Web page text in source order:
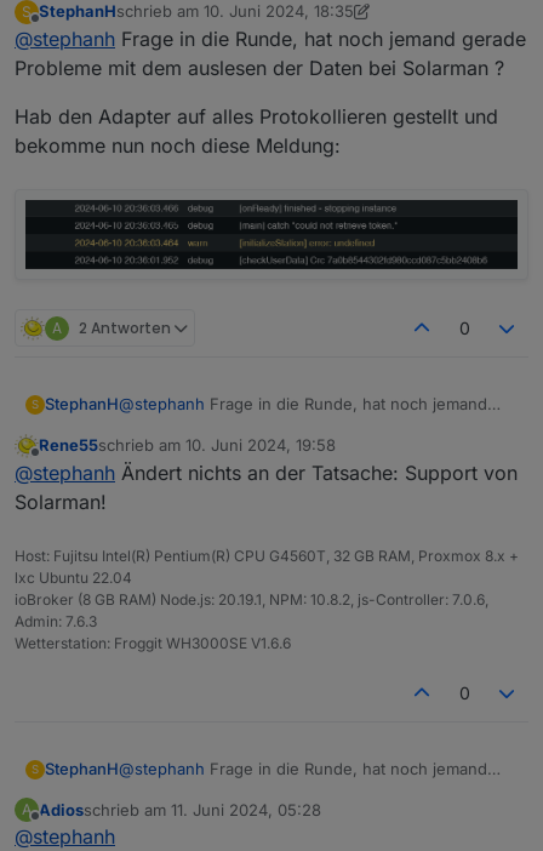
SofarSolar WR.
Wenn ich die Passenden Register finden würde
könnte ich die Live daten wenigsten über de WR
direkt auslesen.
Ist ein SofarSolar 1100TL
S
Offline
StephanHschrieb am 10. Juni 2024, 18:35
zuletzt editiert von StephanH6. Okt. 2024, 20:37
@stephanh Frage in die Runde, hat noch jemand gerade
Probleme mit dem auslesen der Daten bei Solarman ?
Hab den Adapter auf alles Protokollieren gestellt und
bekomme nun noch diese Meldung:
A 2 Antworten 0
S StephanH@stephanh Frage in die Runde, hat noch jemand
Solarman ?
Hab den Adapter auf alles Protokollieren gestellt und
bekomme nun noch diese Meldung:
Offline
Rene55schrieb am 10. Juni 2024, 19:58
zuletzt editiert von
@stephanh Ändert nichts an der Tatsache: Support von
Solarman!
Host: Fujitsu Intel(R) Pentium(R) CPU G4560T, 32 GB RAM, Proxmox 8.x +
lxc Ubuntu 22.04
ioBroker (8 GB RAM) Node.js: 20.19.1, NPM: 10.8.2, js-Controller: 7.0.6,
Admin: 7.6.3
Wetterstation: Froggit WH3000SE V1.6.6
0
S StephanH@stephanh Frage in die Runde, hat noch jemand
Solarman ?
Hab den Adapter auf alles Protokollieren gestellt und
A
Offline
Adiosschrieb am 11. Juni 2024, 05:28
zuletzt editiert von
@stephanh